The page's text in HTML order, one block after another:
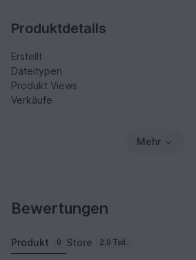
Produktdetails
Erstellt
Dateitypen
Produkt Views
Verkäufe
Mehr
Bewertungen
Produkt 0 Store 2,0 Tsd.